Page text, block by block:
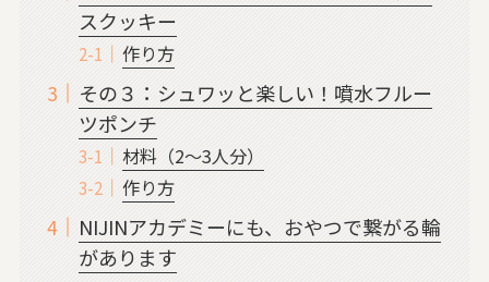
スクッキー
作り方
その３：シュワッと楽しい！噴水フルー
ツポンチ
材料（2〜3人分）
作り方
NIJINアカデミーにも、おやつで繋がる輪
があります